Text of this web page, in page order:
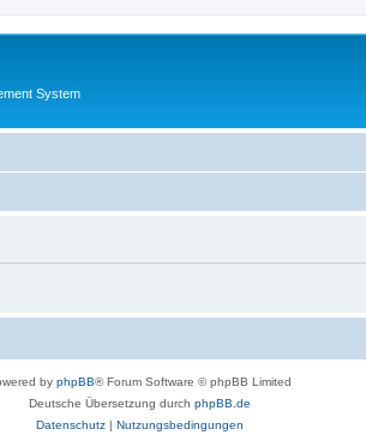
System
by phpBB® Forum Software © phpBB Limited
Deutsche Übersetzung durch phpBB.de
Datenschutz| Nutzungsbedingungen